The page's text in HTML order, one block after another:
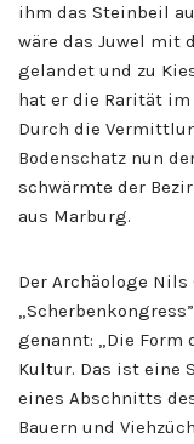
ihm das Steinbeil
wäre das Juwel mit
gelandet und zu
hat er die Rarität
Durch die
Bodenschatz nun
schwärmte der
aus Marburg.
Der Archäologe
genannt: „Die
Kultur. Das ist eine
eines Abschnitts
Bauern und